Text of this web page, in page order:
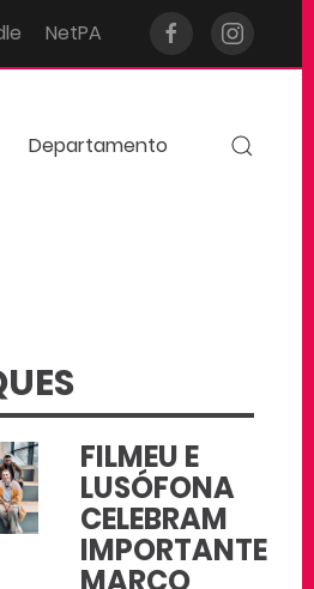
NetPA
Departamento
FILMEU E
LUSÓFONA
CELEBRAM
IMPORTANTE